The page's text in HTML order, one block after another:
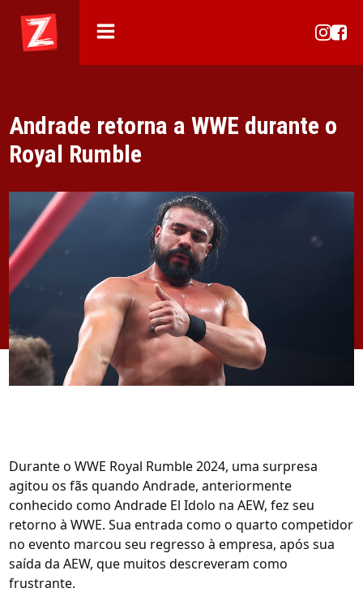
Andrade retorna a WWE durante o
Royal Rumble
Durante o WWE Royal Rumble 2024, uma surpresa
agitou os fãs quando Andrade, anteriormente
conhecido como Andrade El Idolo na AEW, fez seu
retorno à WWE. Sua entrada como o quarto competidor
no evento marcou seu regresso à empresa, após sua
saída da AEW, que muitos descreveram como
frustrante.